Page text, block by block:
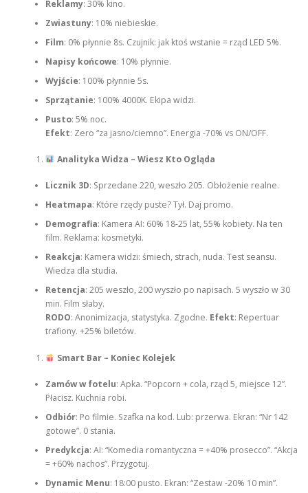
Reklamy: 30% kino.
Zwiastuny: 10% niebieskie.
Film: 0% płynnie 8s. Czujnik: jak ktoś wstanie = rząd LED 5%.
Napisy końcowe: 10% płynnie.
Wyjście: 100% płynnie 5s.
Sprzątanie: 100% 4000K. Ekipa widzi.
Pusto: 5% noc.
Efekt: Zero “za jasno/ciemno”. Energia -70% vs ON/OFF.
Analityka Widza – Wiesz Kto Ogląda
Licznik 3D: Sprzedane 220, weszło 205. Obłożenie realne.
Heatmapa: Które rzędy puste? Tył. Daj promo.
Demografia: Kamera AI: 60% 18-25 lat, 55% kobiety. Na ten
film. Reklama: kosmetyki.
Reakcja: Kamera widzi: śmiech, strach, nuda. Test seansu.
Wiedza dla studia.
Retencja: 205 weszło, 200 wyszło po napisach. 5 wyszło w 30
min. Film słaby.
RODO: Anonimizacja, statystyka. Zgodne. Efekt: Repertuar
trafiony. +25% biletów.
Smart Bar – Koniec Kolejek
Zamów w fotelu: Apka. “Popcorn + cola, rząd 5, miejsce 12”.
Płacisz. Kuchnia robi.
Odbiór: Po filmie. Szafka na kod. Lub: przerwa. Ekran: “Nr 142
gotowe”. 0 stania.
Predykcja: AI: “Komedia romantyczna = +40% prosecco”. “Akcja
= +60% nachos”. Przygotuj.
Dynamic Menu: 18:00 pusto. Ekran: “Zestaw -20% 10 min”.